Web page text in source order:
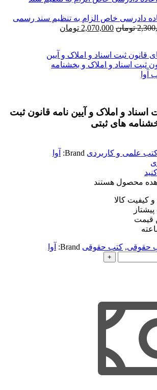
دادرسی خاص الزام به تنظیم سند رسمی
تومان قیمت
بود.
2,070,000 تومان
است.
و املاک و آیین نامه قانون ثبت
های ثبتی
علمی و کاربردی Brand:
آوا
محصول هستند
کیفیت کالا
قیمت
حقوقی, کتب حقوقی Brand:
آوا